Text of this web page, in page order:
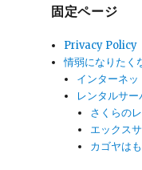
固定ページ
Privacy Policy
情弱になりたく
インターネッ
レンタルサー
さくらの
エックス
カゴヤは